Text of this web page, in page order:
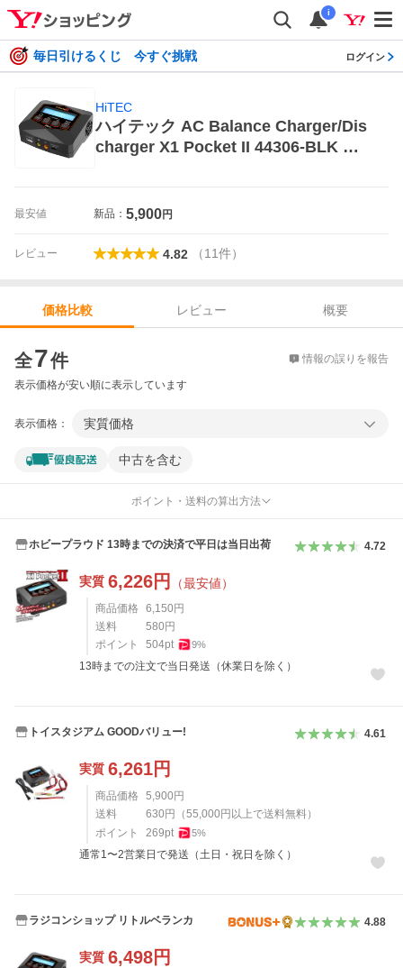
i
毎日引けるくじ 今すぐ挑戦 ログイン
HiTEC
ハイテック AC Balance Charger/Dis
charger X1 Pocket II 44306-BLK ラ
最安値 新品： 5,900円
レビュー 4.82 （11件）
価格比較 レビュー
概要
全7件 情報の誤りを報告
表示価格が安い順に表示しています
表示価格： 実質価格
中古を含む
ポイント・送料の算出方法
ホビープラウド 13時までの決済で平日は当日出荷 4.72
実質 6,226円 （最安値）
商品価格 6,150 円
送料
580 円
ポイント
504pt 9%
13時までの注文で当日発送（休業日を除く）
トイスタジアム GOODバリュー! 4.61
実質 6,261円
商品価格 5,900 円
送料
630 円 （55,000 円以上で送料無料）
ポイント
269pt 5%
通常1〜2営業日で発送（土日・祝日を除く）
ラジコンショップ リトルベランカ 4.88
実質 6,498円